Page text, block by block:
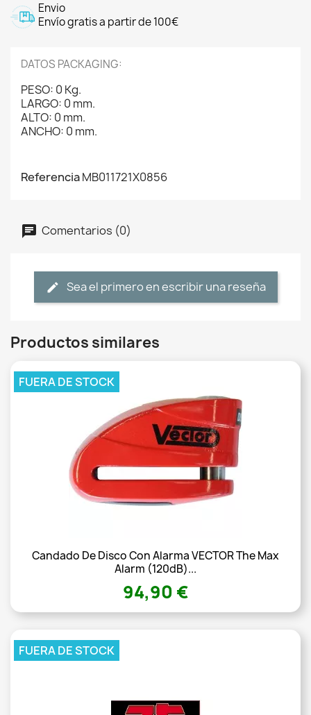
Envio
Envío gratis a partir de 100€
DATOS PACKAGING:
PESO: 0 Kg.
LARGO: 0 mm.
ALTO: 0 mm.
ANCHO: 0 mm.
ReferenciaMB011721X0856
Comentarios (0)
Sea el primero en escribir una reseña
Productos similares
Candado De Disco Con Alarma VECTOR The Max
Alarm (120dB)...
94,90 €
FUERA DE STOCK
FUERA DE STOCK